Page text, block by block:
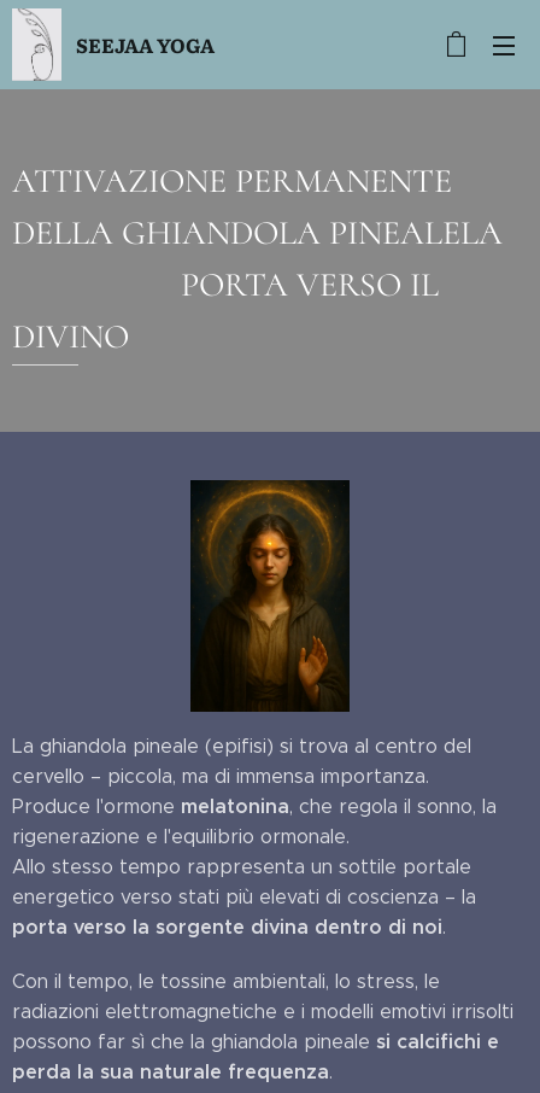
SEEJAA YOGA
ATTIVAZIONE PERMANENTE
DELLA GHIANDOLA PINEALELA
PORTA VERSO IL
DIVINO
La ghiandola pineale (epifisi) si trova al centro del
cervello – piccola, ma di immensa importanza.
Produce l'ormone melatonina, che regola il sonno, la
rigenerazione e l'equilibrio ormonale.
Allo stesso tempo rappresenta un sottile portale
energetico verso stati più elevati di coscienza – la
porta verso la sorgente divina dentro di noi.
Con il tempo, le tossine ambientali, lo stress, le
radiazioni elettromagnetiche e i modelli emotivi irrisolti
possono far sì che la ghiandola pineale si calcifichi e
perda la sua naturale frequenza.